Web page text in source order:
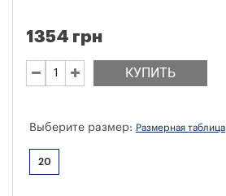
КУПИТЬ
1354 грн
Выберите размер: Размерная таблица
20